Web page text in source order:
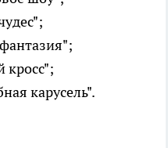
кросс";
карусель".